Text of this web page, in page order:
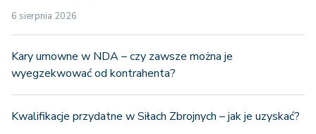
6 sierpnia 2026
Kary umowne w NDA – czy zawsze można je
wyegzekwować od kontrahenta?
Kwalifikacje przydatne w Siłach Zbrojnych – jak je uzyskać?